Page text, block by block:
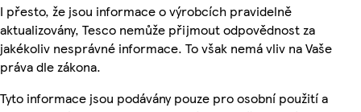
I přesto, že jsou informace o výrobcích pravidelně
aktualizovány, Tesco nemůže přijmout odpovědnost za
jakékoliv nesprávné informace. To však nemá vliv na Vaše
práva dle zákona.
Tyto informace jsou podávány pouze pro osobní použití a